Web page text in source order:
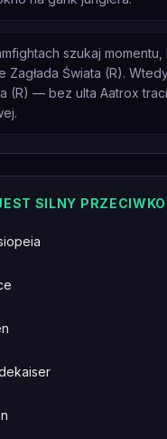
szukaj
Zagłada Świata (R).
(R) — bez ulta Aatrox
SILNY PRZECIWKO